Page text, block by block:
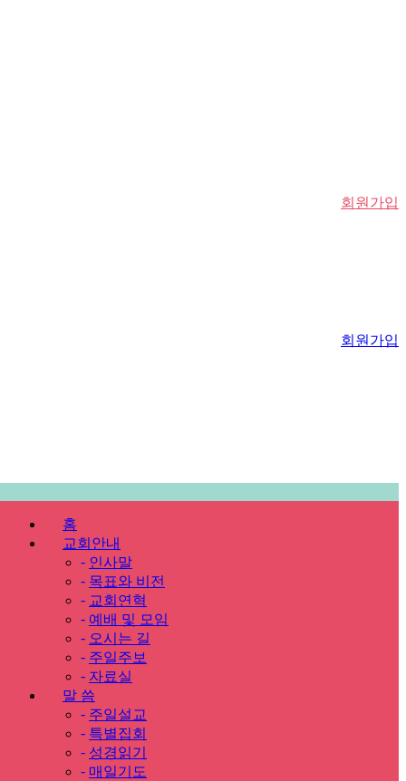
회원가입
회원가입
홈
교회안내
- 인사말
- 목표와 비전
- 교회연혁
- 예배 및 모임
- 오시는 길
- 주일주보
- 자료실
말 씀
- 주일설교
- 특별집회
- 성경읽기
- 매일기도